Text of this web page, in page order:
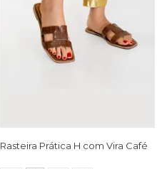
Rasteira Prática H com Vira Café